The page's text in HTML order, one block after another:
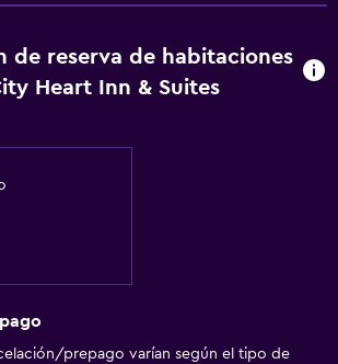
no fumadores disponibles
bajo consulta (pueden aplicar cargos
de reserva de habitaciones
Heart Inn & Suites
prepago varían según el tipo de